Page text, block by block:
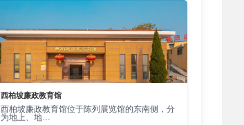
西柏坡廉政教育馆
西柏坡廉政教育馆位于陈列展览馆的东南侧，分
为地上、地…